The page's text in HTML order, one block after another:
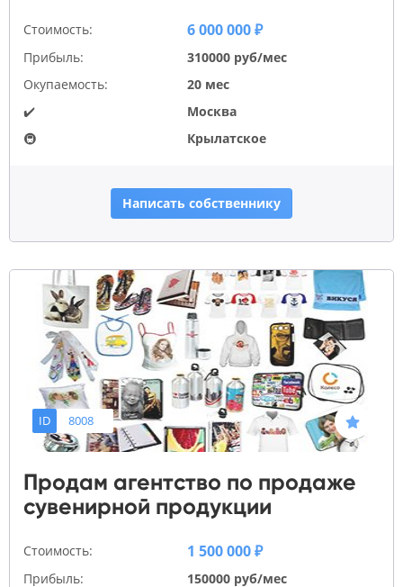
Стоимость: 6 000 000 ₽
Прибыль:
310000 руб/мес
Окупаемость:
20 мес
✔️
Москва
🚇
Крылатское
Написать собственнику
ID 8008
Продам агентство по продаже
сувенирной продукции
Стоимость: 1 500 000 ₽
Прибыль: 150000 руб/мес